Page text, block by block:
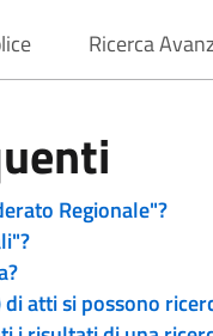
Ricerca
Regionale"?
atti si possono